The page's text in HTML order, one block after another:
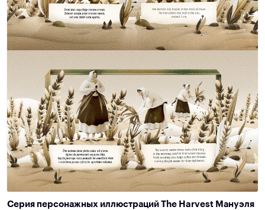
Серия персонажных иллюстраций The Harvest Мануэля